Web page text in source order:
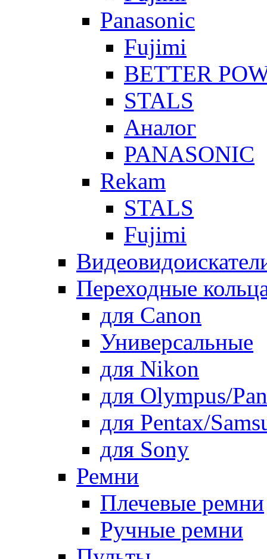
Panasonic
Fujimi
BETTER
STALS
Аналог
PANASONIC
Rekam
STALS
Fujimi
Переходные
для Canon
Универсальные
для Nikon
для Olympus/
для Pentax/
для Sony
Ремни
Плечевые ремни
Ручные ремни